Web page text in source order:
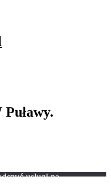
usługi na